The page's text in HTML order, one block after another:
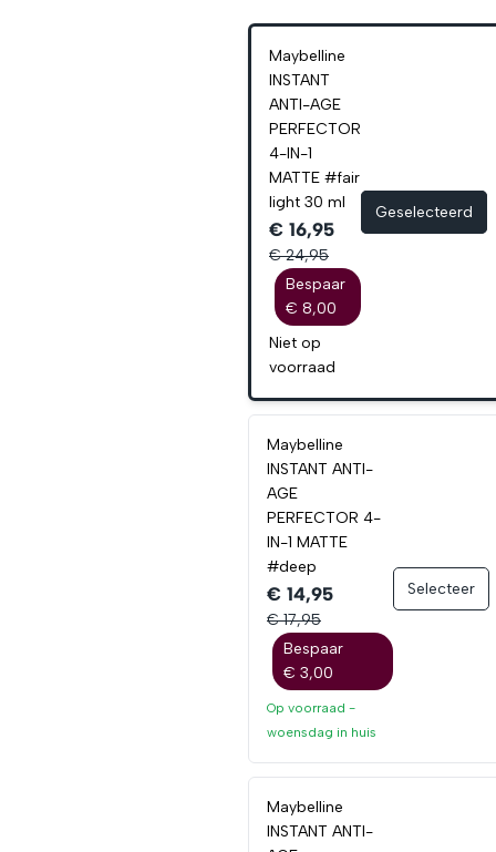
Maybelline
INSTANT
ANTI-AGE
PERFECTOR
4-IN-1
MATTE #fair
light 30 ml
€ 16,95
€ 24,95
Bespaar
€ 8,00
Niet op
voorraad
Geselecteerd
Maybelline
INSTANT ANTI-
AGE
PERFECTOR 4-
IN-1 MATTE
#deep
€ 14,95
€ 17,95
Bespaar
€ 3,00
Op voorraad -
woensdag in huis
Selecteer
Maybelline
INSTANT ANTI-